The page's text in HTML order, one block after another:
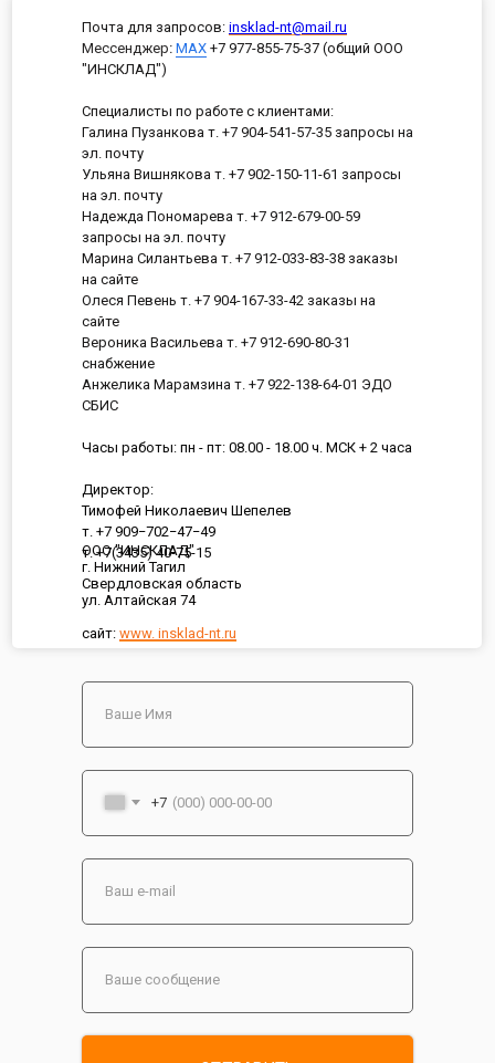
ООО "ИНСКЛАД"
г. Нижний Тагил
Свердловская область
ул. Алтайская 74
сайт: www. insklad-nt.ru
Почта для запросов: insklad-nt@mail.ru
Мессенджер: MAX +7 977-855-75-37 (общий ООО
"ИНСКЛАД")
Специалисты по работе с клиентами:
Галина Пузанкова т. +7 904-541-57-35 запросы на
эл. почту
Ульяна Вишнякова т. +7 902-150-11-61 запросы
на эл. почту
Надежда Пономарева т. +7 912-679-00-59
запросы на эл. почту
Марина Силантьева т. +7 912-033-83-38 заказы
на сайте
Олеся Певень т. +7 904-167-33-42 заказы на
сайте
Вероника Васильева т. +7 912-690-80-31
снабжение
Анжелика Марамзина т. +7 922-138-64-01 ЭДО
СБИС
Часы работы: пн - пт: 08.00 - 18.00 ч. МСК + 2 часа
Директор:
Тимофей Николаевич Шепелев
т. +7 909−702−47−49
т. +7(3435) 40-75-15
+7